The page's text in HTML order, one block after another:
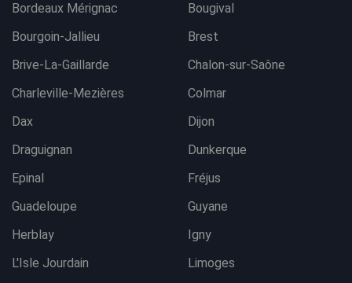
Bordeaux Mérignac
Bougival
Bourgoin-Jallieu
Brest
Brive-La-Gaillarde
Chalon-sur-Saône
Charleville-Mezières
Colmar
Dax
Dijon
Draguignan
Dunkerque
Epinal
Fréjus
Guadeloupe
Guyane
Herblay
Igny
L'Isle Jourdain
Limoges